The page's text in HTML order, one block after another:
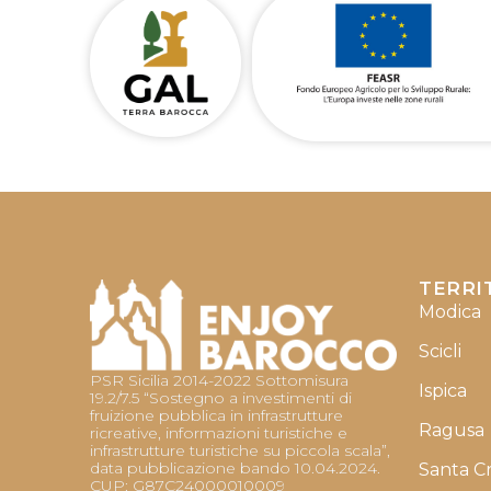
PSR Sicilia 2014-2022 Sottomisura
19.2/7.5 “Sostegno a investimenti di
fruizione pubblica in infrastrutture
ricreative, informazioni turistiche e
infrastrutture turistiche su piccola scala”,
data pubblicazione bando 10.04.2024.
CUP: G87C24000010009
Modica
Scicli
Ispica
Ragusa
Santa